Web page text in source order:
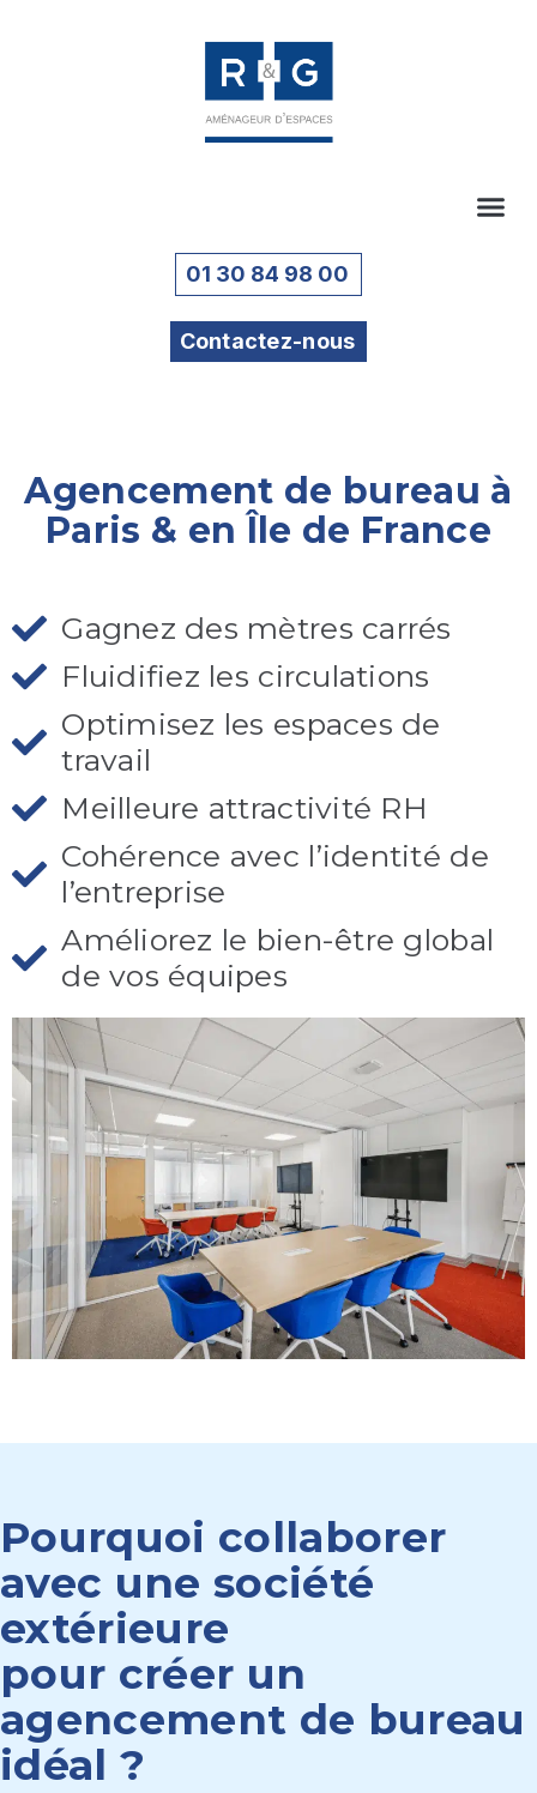
01 30 84 98 00
Contactez-nous
Agencement de bureau à
Paris & en Île de France
Gagnez des mètres carrés
Fluidifiez les circulations
Optimisez les espaces de
travail
Meilleure attractivité RH
Cohérence avec l’identité de
l’entreprise
Améliorez le bien-être global
de vos équipes
Pourquoi collaborer
avec une société
extérieure
pour créer un
agencement de bureau
idéal ?